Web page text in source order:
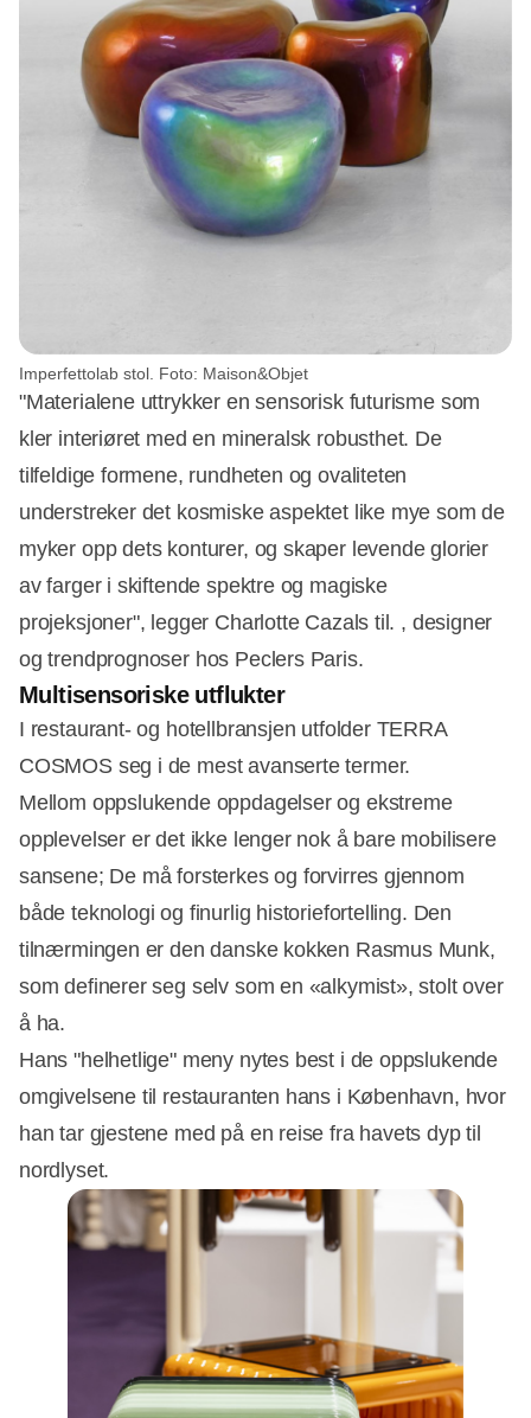
Imperfettolab stol. Foto: Maison&Objet
"Materialene uttrykker en sensorisk futurisme som
kler interiøret med en mineralsk robusthet. De
tilfeldige formene, rundheten og ovaliteten
understreker det kosmiske aspektet like mye som de
myker opp dets konturer, og skaper levende glorier
av farger i skiftende spektre og magiske
projeksjoner", legger Charlotte Cazals til. , designer
og trendprognoser hos Peclers Paris.
Multisensoriske utflukter
I restaurant- og hotellbransjen utfolder TERRA
COSMOS seg i de mest avanserte termer.
Mellom oppslukende oppdagelser og ekstreme
opplevelser er det ikke lenger nok å bare mobilisere
sansene; De må forsterkes og forvirres gjennom
både teknologi og finurlig historiefortelling. Den
tilnærmingen er den danske kokken Rasmus Munk,
som definerer seg selv som en «alkymist», stolt over
å ha.
Hans "helhetlige" meny nytes best i de oppslukende
omgivelsene til restauranten hans i København, hvor
han tar gjestene med på en reise fra havets dyp til
nordlyset.